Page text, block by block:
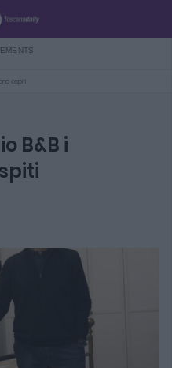
ospiti
B&B i